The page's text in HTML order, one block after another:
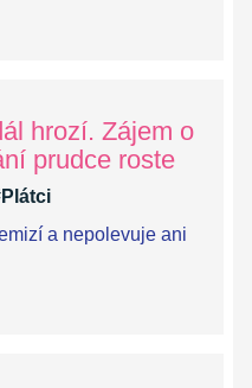
hrozí. Zájem o
prudce roste
a nepolevuje ani